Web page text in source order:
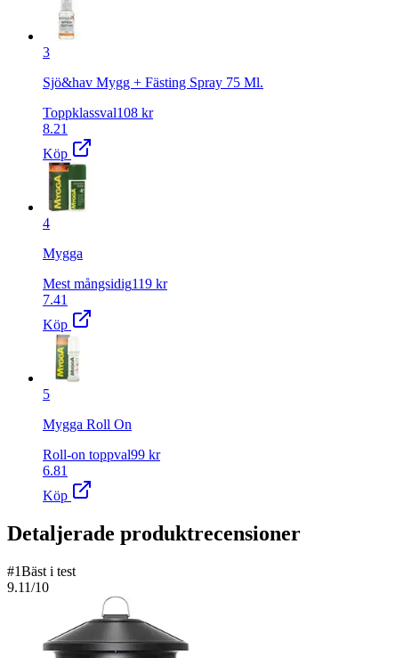
3
Sjö&hav Mygg + Fästing Spray 75 Ml.
Toppklassval108 kr
8.21
Köp
4
Mygga
Mest mångsidig119 kr
7.41
Köp
5
Mygga Roll On
Roll-on toppval99 kr
6.81
Köp
Detaljerade produktrecensioner
#1Bäst i test
9.11/10